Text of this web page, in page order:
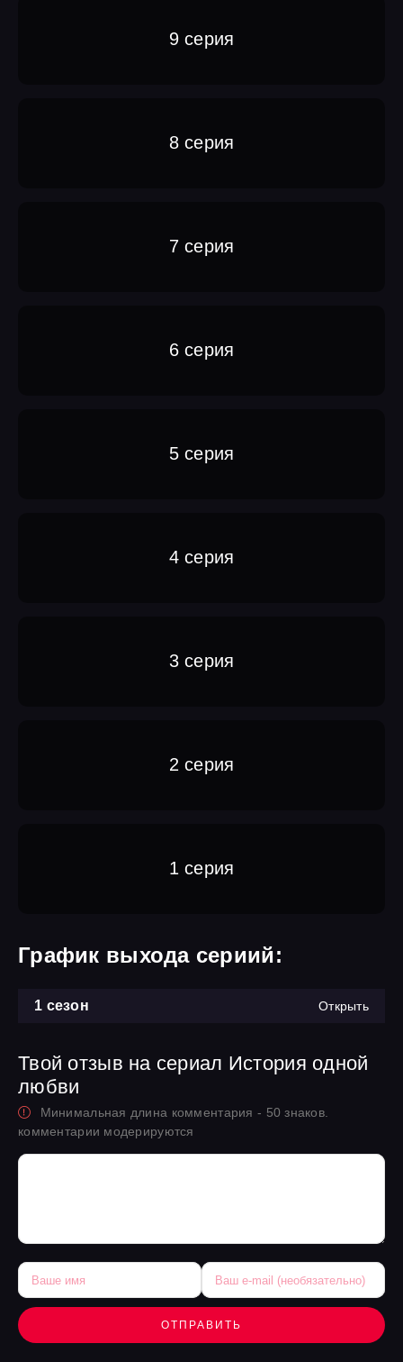
9 серия
8 серия
7 серия
6 серия
5 серия
4 серия
3 серия
2 серия
1 серия
График выхода сериий:
1 сезон Открыть
Твой отзыв на сериал История одной
любви
Минимальная длина комментария - 50 знаков.
комментарии модерируются
ОТПРАВИТЬ